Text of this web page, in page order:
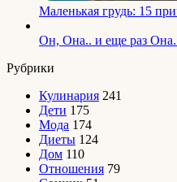
Маленькая грудь: 15
Он, Она.. и еще раз
Рубрики
Кулинария 241
Дети 175
Мода 174
Диеты 124
Дом 110
Отношения 79